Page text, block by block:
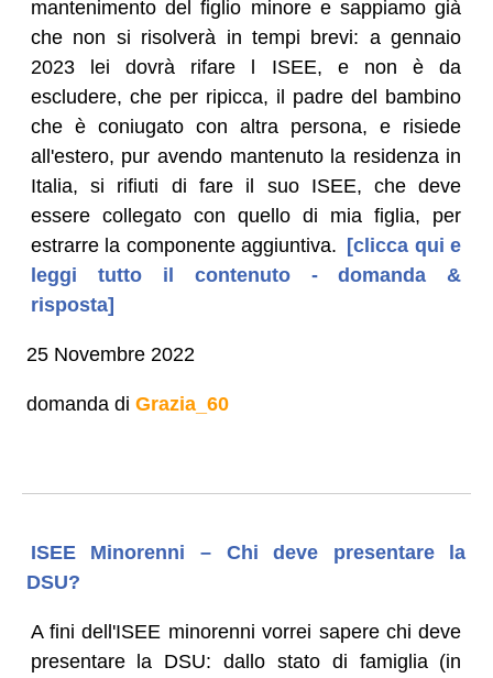
mantenimento del figlio minore e sappiamo già
che non si risolverà in tempi brevi: a gennaio
2023 lei dovrà rifare l ISEE, e non è da
escludere, che per ripicca, il padre del bambino
che è coniugato con altra persona, e risiede
all'estero, pur avendo mantenuto la residenza in
Italia, si rifiuti di fare il suo ISEE, che deve
essere collegato con quello di mia figlia, per
estrarre la componente aggiuntiva. [clicca qui e
leggi tutto il contenuto - domanda &
risposta]
25 Novembre 2022
domanda di Grazia_60
ISEE Minorenni – Chi deve presentare la
DSU?
A fini dell'ISEE minorenni vorrei sapere chi deve
presentare la DSU: dallo stato di famiglia (in